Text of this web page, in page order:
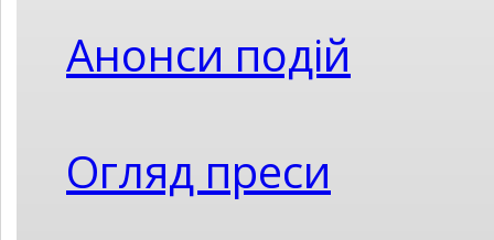
Анонси подій
Огляд преси